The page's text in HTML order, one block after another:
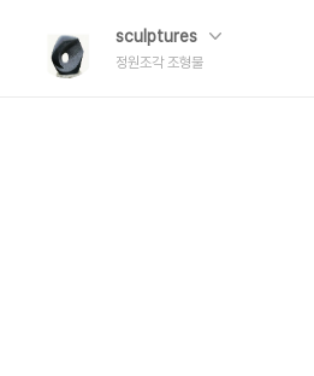
sculptures
정원조각 조형물